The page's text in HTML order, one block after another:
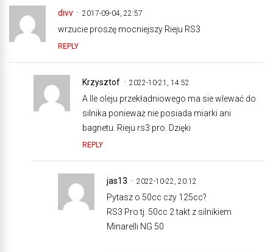
divv 2017-09-04, 22:57
wrzucie proszę mocniejszy Rieju RS3
REPLY
Krzysztof 2022-10-21, 14:52
A Ile oleju przekładniowego ma sie wlewać do
silnika ponieważ nie posiada miarki ani
bagnetu. Rieju rs3 pro. Dzięki
REPLY
jas13 2022-10-22, 20:12
Pytasz o 50cc czy 125cc?
RS3 Pro tj. 50cc 2 takt z silnikiem
Minarelli NG 50